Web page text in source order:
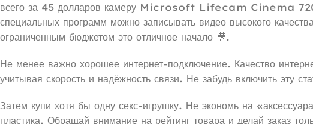
всего за 45 долларов камеру Microsoft Lifecam Cinema 720p.
специальных программ можно записывать видео высокого
ограниченным бюджетом это отличное начало 🎥.
Не менее важно хорошее интернет-подключение. Качество
учитывая скорость и надёжность связи. Не забудь включить эту
Затем купи хотя бы одну секс-игрушку. Не экономь на
пластика. Обращай внимание на рейтинг товара и делай заказ